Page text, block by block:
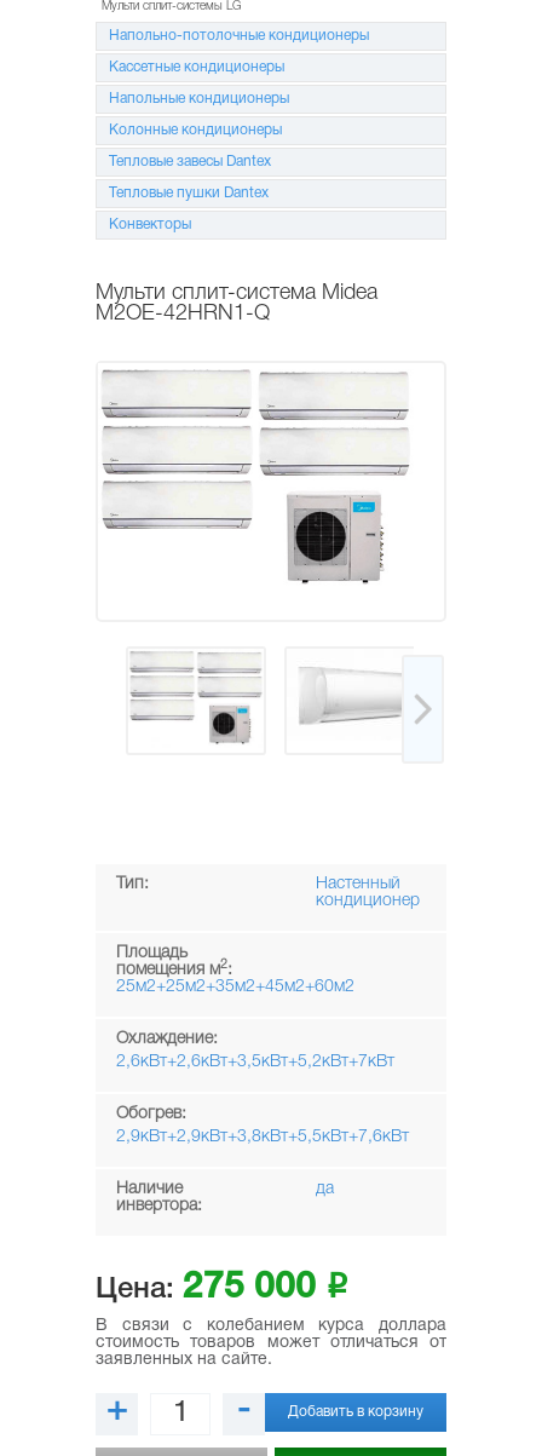
КОЛОННЫЕ
КОНДИЦИОНЕРЫ
МОБИЛЬНЫЕ
МОНТАЖ
И ОБСЛУЖИВАНИЕ
АКЦИИ
Мульти сплит-системы LG
Напольно-потолочные кондиционеры
Кассетные кондиционеры
Напольные кондиционеры
Колонные кондиционеры
Тепловые завесы Dantex
Тепловые пушки Dantex
Конвекторы
Мульти сплит-система Midea
M2OE-42HRN1-Q
Тип:
Настенный
кондиционер
Площадь
помещения м2:
25м2+25м2+35м2+45м2+60м2
Охлаждение:
2,6кВт+2,6кВт+3,5кВт+5,2кВт+7кВт
Обогрев:
2,9кВт+2,9кВт+3,8кВт+5,5кВт+7,6кВт
Наличие
инвертора:
да
Цена: 275 000 i
В связи с колебанием курса доллара
стоимость товаров может отличаться от
заявленных на сайте.
+ - Добавить в корзину